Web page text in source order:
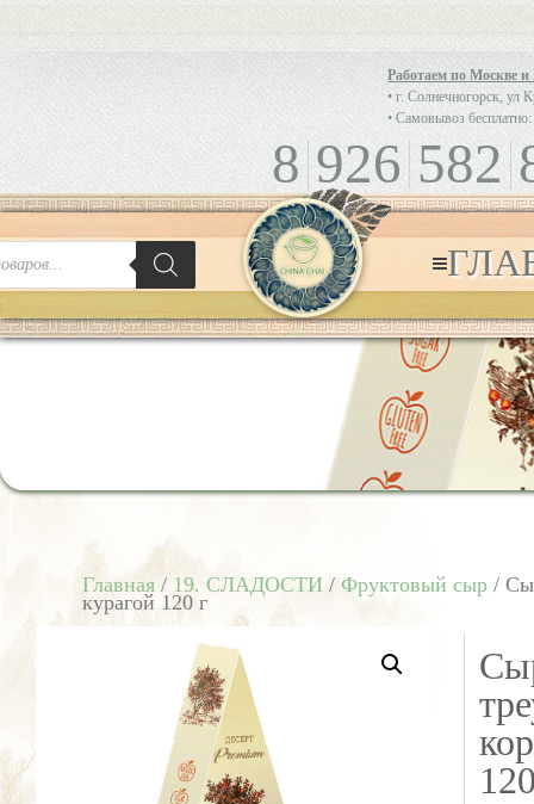
Работаем по Москве
• г. Солнечногорск, ул
• Самовывоз
8 926 582
Главная / 19. СЛАДОСТИ / Фруктовый сыр /
курагой 120 г